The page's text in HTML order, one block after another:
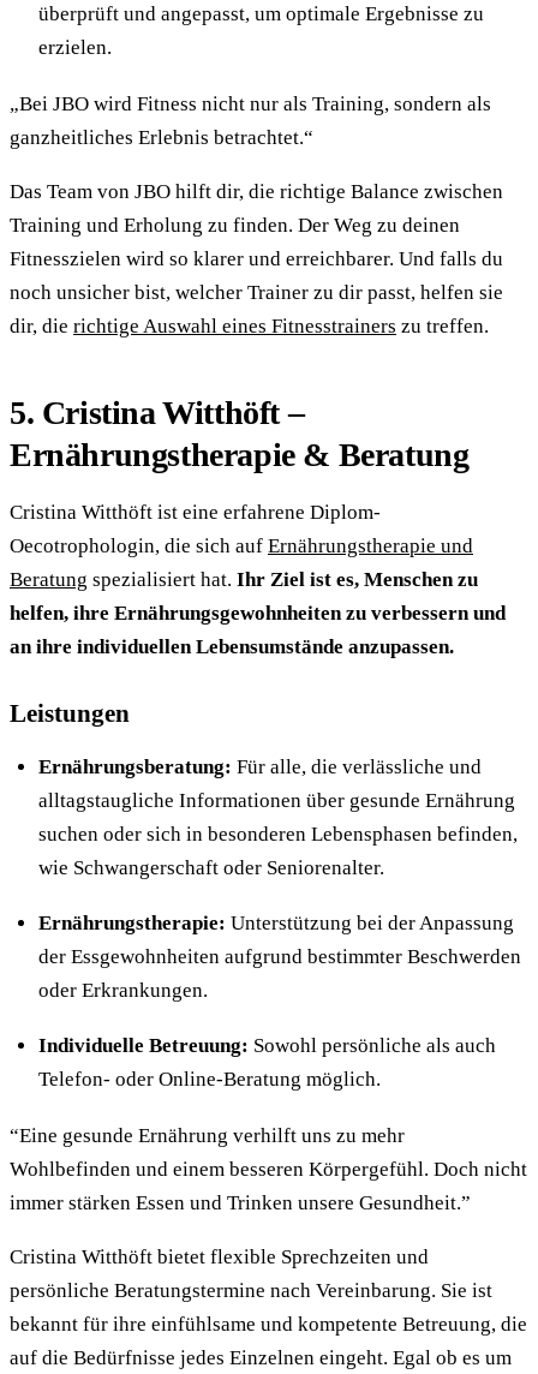
überprüft und angepasst, um optimale Ergebnisse zu
erzielen.
„Bei JBO wird Fitness nicht nur als Training, sondern als
ganzheitliches Erlebnis betrachtet.“
Das Team von JBO hilft dir, die richtige Balance zwischen
Training und Erholung zu finden. Der Weg zu deinen
Fitnesszielen wird so klarer und erreichbarer. Und falls du
noch unsicher bist, welcher Trainer zu dir passt, helfen sie
dir, die richtige Auswahl eines Fitnesstrainers zu treffen.
5. Cristina Witthöft –
Ernährungstherapie & Beratung
Cristina Witthöft ist eine erfahrene Diplom-
Oecotrophologin, die sich auf Ernährungstherapie und
Beratung spezialisiert hat. Ihr Ziel ist es, Menschen zu
helfen, ihre Ernährungsgewohnheiten zu verbessern und
an ihre individuellen Lebensumstände anzupassen.
Leistungen
Ernährungsberatung: Für alle, die verlässliche und
alltagstaugliche Informationen über gesunde Ernährung
suchen oder sich in besonderen Lebensphasen befinden,
wie Schwangerschaft oder Seniorenalter.
Ernährungstherapie: Unterstützung bei der Anpassung
der Essgewohnheiten aufgrund bestimmter Beschwerden
oder Erkrankungen.
Individuelle Betreuung: Sowohl persönliche als auch
Telefon- oder Online-Beratung möglich.
“Eine gesunde Ernährung verhilft uns zu mehr
Wohlbefinden und einem besseren Körpergefühl. Doch nicht
immer stärken Essen und Trinken unsere Gesundheit.”
Cristina Witthöft bietet flexible Sprechzeiten und
persönliche Beratungstermine nach Vereinbarung. Sie ist
bekannt für ihre einfühlsame und kompetente Betreuung, die
auf die Bedürfnisse jedes Einzelnen eingeht. Egal ob es um